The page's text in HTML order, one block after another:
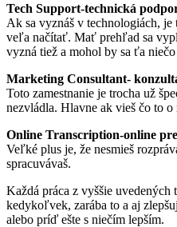
Tech Support-technická
Ak sa vyznáš v technologiách,
veľa načítať. Mať prehľad sa
vyzná tiež a mohol by sa ťa
Marketing Consultant-
Toto zamestnanie je trocha už
nezvládla. Hlavne ak vieš čo to
Online Transcription-online
Veľké plus je, že nesmieš
spracuvávaš.
Každá práca z vyššie
kedykoľvek, zarába to a aj
alebo príď ešte s niečím lepším.